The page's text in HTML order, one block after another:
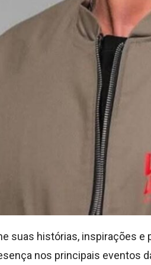
suas histórias, inspirações
nos principais eventos